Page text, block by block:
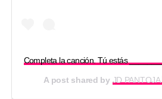
Completa la canción. Tú estás
A post shared by JD